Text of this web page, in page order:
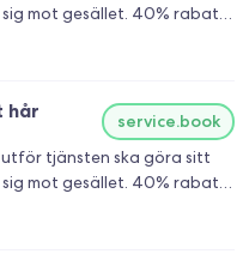
mot gesället. 40% rabatt
hår
service.book
tjänsten ska göra sitt
mot gesället. 40% rabatt